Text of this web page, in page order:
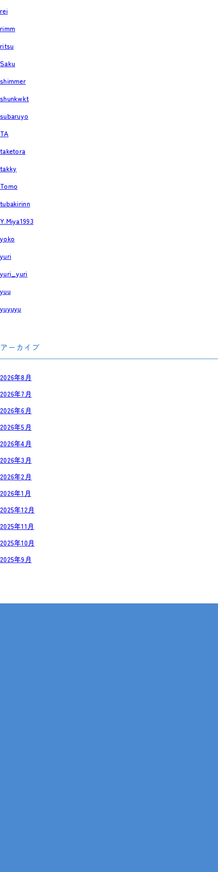
rei
rimm
ritsu
Saku
shimmer
shunkwkt
subaruyo
TA
taketora
takky
Tomo
tubakirinn
Y.Miya1993
yoko
yuri
yuri_yuri
yuu
yuyuyu
アーカイブ
2026年8月
2026年7月
2026年6月
2026年5月
2026年4月
2026年3月
2026年2月
2026年1月
2025年12月
2025年11月
2025年10月
2025年9月